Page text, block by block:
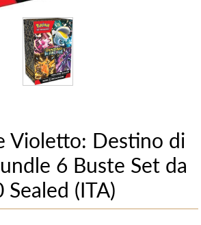
Violetto: Destino di
6 Buste Set da
Sealed (ITA)